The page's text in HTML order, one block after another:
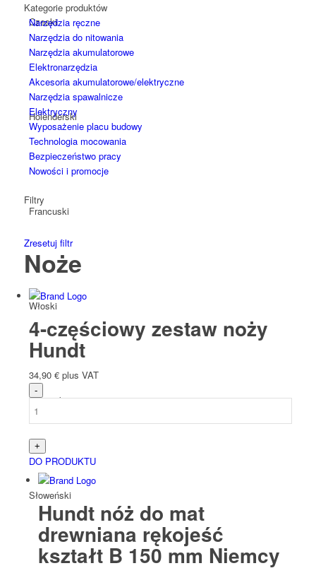
Czeski
Holenderski
Francuski
Włoski
Słowacki
Słoweński
Kategorie produktów
Narzędzia ręczne
Narzędzia do nitowania
Narzędzia akumulatorowe
Elektronarzędzia
Akcesoria akumulatorowe/elektryczne
Narzędzia spawalnicze
Elektryczny
Wyposażenie placu budowy
Technologia mocowania
Bezpieczeństwo pracy
Nowości i promocje
Filtry
Zresetuj filtr
Noże
4-częściowy zestaw noży
Hundt
34,90 € plus VAT
DO PRODUKTU
Hundt nóż do mat
drewniana rękojeść
kształt B 150 mm Niemcy